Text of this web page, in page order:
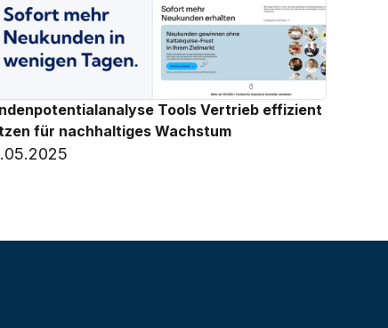
Tools Vertrieb effizient
für nachhaltiges Wachstum